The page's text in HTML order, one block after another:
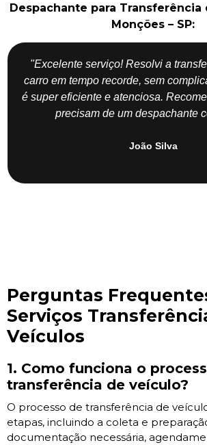
Despachante para Transferência
Monções – SP:
"Excelente serviço! Resolvi a
carro em tempo recorde, sem
é super eficiente e atenciosa.
precisam de um despachante
João Silva
Perguntas
Serviços
Veículos
1. Como funciona o
transferência de veículo?
O processo de transferência de
etapas, incluindo a coleta e
documentação necessária,